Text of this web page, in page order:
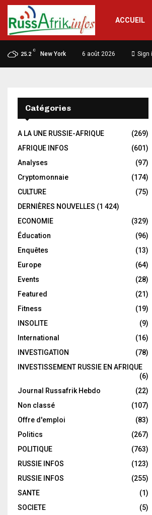
ACCUEIL
25.2
C
New York 6 août 2026 Sign
Catégories
A LA UNE RUSSIE-AFRIQUE
(269)
AFRIQUE INFOS
(601)
Analyses
(97)
Cryptomonnaie
(174)
CULTURE
(75)
DERNIÈRES NOUVELLES (1 424)
ECONOMIE
(329)
Éducation
(96)
Enquêtes
(13)
Europe
(64)
Events
(28)
Featured
(21)
Fitness
(19)
INSOLITE
(9)
International
(16)
INVESTIGATION
(78)
INVESTISSEMENT RUSSIE EN AFRIQUE
(6)
Journal Russafrik Hebdo
(22)
Non classé
(107)
Offre d'emploi
(83)
Politics
(267)
POLITIQUE
(763)
RUSSIE INFOS
(123)
RUSSIE INFOS
(255)
SANTE
(1)
SOCIETE
(5)